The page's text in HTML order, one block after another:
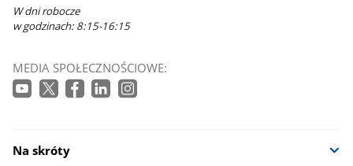
W dni robocze
w godzinach: 8:15-16:15
MEDIA SPOŁECZNOŚCIOWE:
Na skróty